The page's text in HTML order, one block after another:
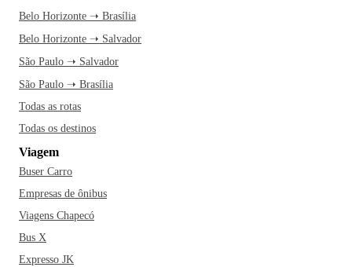
Belo Horizonte ➝ Brasília
Belo Horizonte ➝ Salvador
São Paulo ➝ Salvador
São Paulo ➝ Brasília
Todas as rotas
Todas os destinos
Viagem
Buser Carro
Empresas de ônibus
Viagens Chapecó
Bus X
Expresso JK